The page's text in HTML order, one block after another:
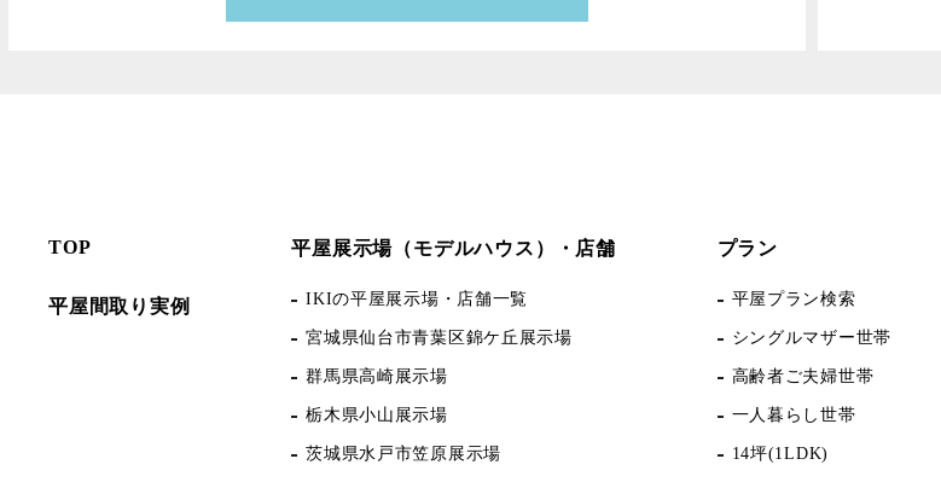
TOP
平屋間取り実例
平屋展示場（モデルハウス）・店舗
IKIの平屋展示場・店舗一覧
宮城県仙台市青葉区錦ケ丘展示場
群馬県高崎展示場
栃木県小山展示場
茨城県水戸市笠原展示場
プラン
平屋プラン検索
シングルマザー世帯
高齢者ご夫婦世帯
一人暮らし世帯
14坪(1LDK)